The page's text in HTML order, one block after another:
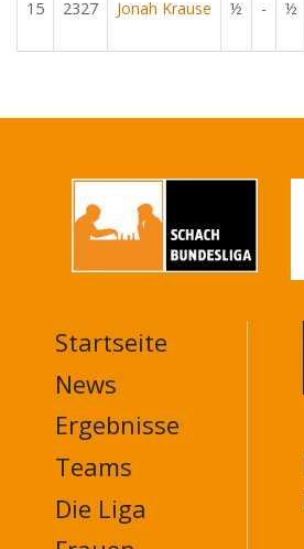
15 2327 Jonah Krause ½ - ½
MAIN
NAVIGATION
FOOTER
Startseite
News
Ergebnisse
Teams
Die Liga